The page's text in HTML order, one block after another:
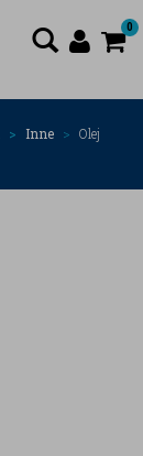
0
Inne
Olej